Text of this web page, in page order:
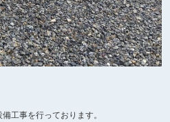
工事を行っております。